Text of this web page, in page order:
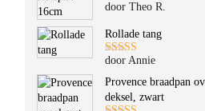
Gewaardeerd
door Theo R.
Rollade tang
Gewaardeerd
5uit 5
door Annie
Provence braadpan
deksel, zwart